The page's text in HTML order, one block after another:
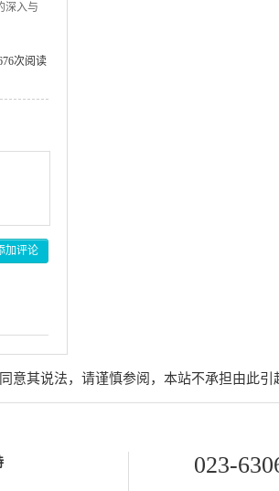
深入与
次阅读
加评论
其说法，请谨慎参阅，本站不承担由此引
023-